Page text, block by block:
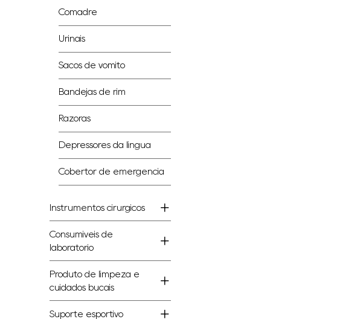
Comadre
Urinais
Sacos de vômito
Bandejas de rim
Razoras
Depressores da língua
Cobertor de emergência
Instrumentos cirúrgicos
Consumíveis de
laboratório
Produto de limpeza e
cuidados bucais
Suporte esportivo